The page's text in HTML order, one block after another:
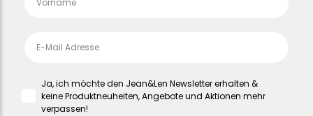
Ja, ich möchte den Jean&Len Newsletter erhalten &
keine Produktneuheiten, Angebote und Aktionen mehr
verpassen!